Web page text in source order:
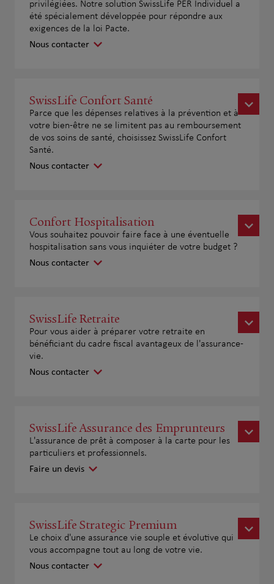
privilégiées. Notre solution SwissLife PER Individuel a
été spécialement développée pour répondre aux
exigences de la loi Pacte.
Nous contacter
SwissLife Confort Santé
Parce que les dépenses relatives à la prévention et à
votre bien-être ne se limitent pas au remboursement
de vos soins de santé, choisissez SwissLife Confort
Santé.
Nous contacter
Confort Hospitalisation
Vous souhaitez pouvoir faire face à une éventuelle
hospitalisation sans vous inquiéter de votre budget ?
Nous contacter
SwissLife Retraite
Pour vous aider à préparer votre retraite en
bénéficiant du cadre fiscal avantageux de l'assurance-
vie.
Nous contacter
SwissLife Assurance des Emprunteurs
L'assurance de prêt à composer à la carte pour les
particuliers et professionnels.
Faire un devis
SwissLife Strategic Premium
Le choix d'une assurance vie souple et évolutive qui
vous accompagne tout au long de votre vie.
Nous contacter